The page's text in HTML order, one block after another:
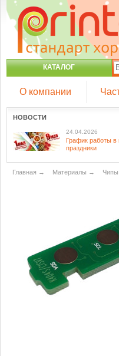
КАТАЛОГ
О компании
НОВОСТИ
24.04.2026
График работы в
праздники
Главная → Материалы → Чипы